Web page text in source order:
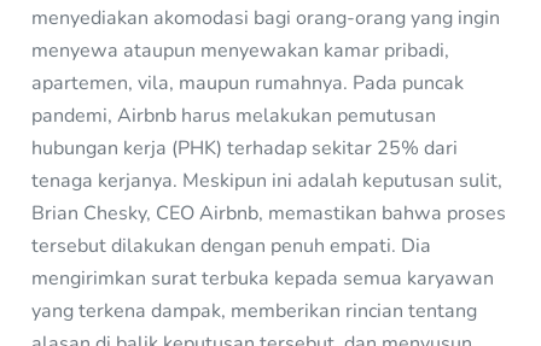
menyediakan akomodasi bagi orang-orang yang ingin
menyewa ataupun menyewakan kamar pribadi,
apartemen, vila, maupun rumahnya. Pada puncak
pandemi, Airbnb harus melakukan pemutusan
hubungan kerja (PHK) terhadap sekitar 25% dari
tenaga kerjanya. Meskipun ini adalah keputusan sulit,
Brian Chesky, CEO Airbnb, memastikan bahwa proses
tersebut dilakukan dengan penuh empati. Dia
mengirimkan surat terbuka kepada semua karyawan
yang terkena dampak, memberikan rincian tentang